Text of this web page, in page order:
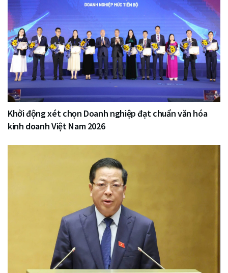
Khởi động xét chọn Doanh nghiệp đạt chuẩn văn hóa
kinh doanh Việt Nam 2026